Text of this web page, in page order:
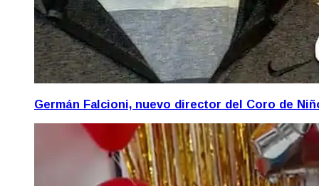
Germán Falcioni, nuevo director del Coro de